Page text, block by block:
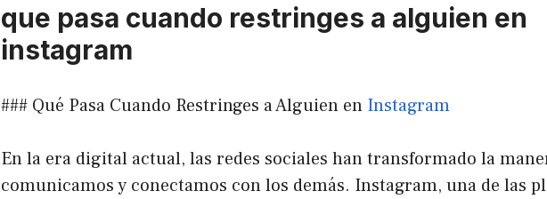
que pasa cuando restringes a alguien en
instagram
### Qué Pasa Cuando Restringes a Alguien en Instagram
En la era digital actual, las redes sociales han transformado la
comunicamos y conectamos con los demás. Instagram, una de las